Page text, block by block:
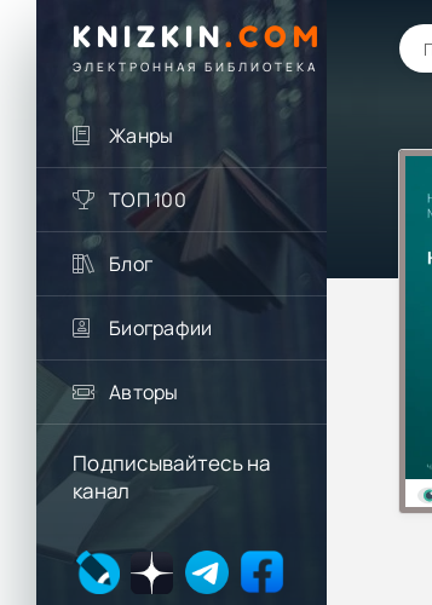
KNIZKIN. COM
ЭЛЕКТРОННАЯ БИБЛИОТЕКА
Жанры
ТОП 100
Блог
Биографии
Авторы
Подписывайтесь на
канал